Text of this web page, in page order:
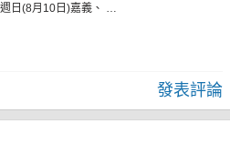
日(8月10日)嘉義、 …
發表評論